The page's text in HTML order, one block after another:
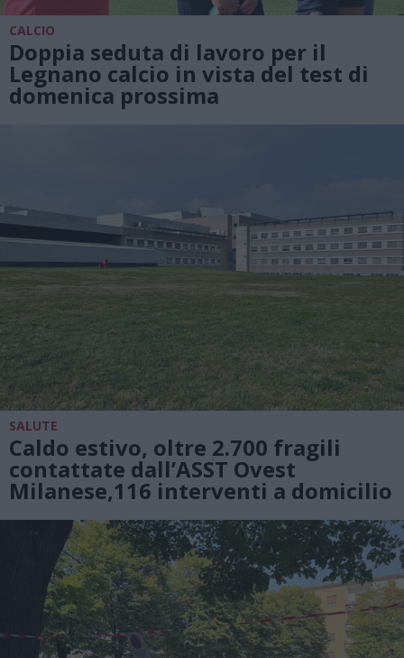
CALCIO
Doppia seduta di lavoro per il
Legnano calcio in vista del test di
domenica prossima
SALUTE
Caldo estivo, oltre 2.700 fragili
contattate dall’ASST Ovest
Milanese,116 interventi a domicilio